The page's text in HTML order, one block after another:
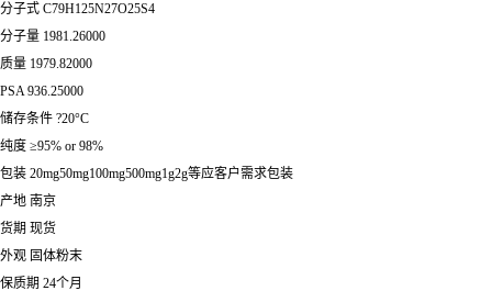
分子式 C79H125N27O25S4
分子量 1981.26000
质量 1979.82000
PSA 936.25000
储存条件 ?20°C
纯度 ≥95% or 98%
包装 20mg50mg100mg500mg1g2g等应客户需求包装
产地 南京
货期 现货
外观 固体粉末
保质期 24个月